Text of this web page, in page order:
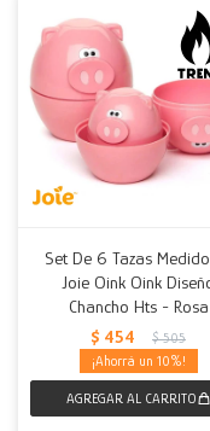
Set De 6 Tazas
Joie Oink Oink
Chancho Hts - Rosa
$ 454 $ 505
10